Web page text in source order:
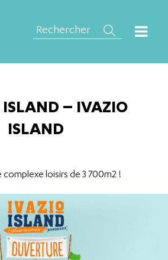
ISLAND – IVAZIO
ISLAND
complexe loisirs de 3 700m2 !